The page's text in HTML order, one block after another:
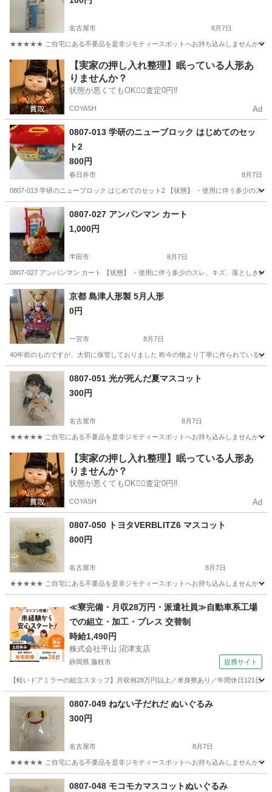
名古屋市 8月7日
★★★★★ ご自宅にある不要品を是非ジモティースポットへお持ち込みしませんか？
愛知 名古屋市 おもちゃ 玩具
【実家の押し入れ整理】眠っている人形あ
りませんか？
状態が悪くてもOK🙆‍♀️査定0円‼️
COYASH Ad
0807-013 学研のニューブロック はじめてのセッ
ト2
800円
春日井市 8月7日
0807-013 学研のニューブロック はじめてのセット2 【状態】 ・使用に伴う多少のス
愛知 春日井市 ニューブロック
0807-027 アンパンマン カート
1,000円
半田市 8月7日
0807-027 アンパンマン カート 【状態】 ・使用に伴う多少のスレ、キズ、落としき
愛知 半田市 おもちゃ 現地 京都 島津人形製 5月人形
0円
一宮市 8月7日
40年前のものですが、大切に保管しておりました 昨今の物より丁寧に作られている
愛知 一宮市 武者
0807-051 光が死んだ夏マスコット
300円
名古屋市 8月7日
★★★★★ ご自宅にある不要品を是非ジモティースポットへお持ち込みしませんか？
愛知 名古屋市 おもちゃ マスコット
【実家の押し入れ整理】眠っている人形あ
りませんか？
状態が悪くてもOK🙆‍♀️査定0円‼️
COYASH Ad
0807-050 トヨタVERBLITZ6 マスコット
800円
名古屋市 8月7日
★★★★★ ご自宅にある不要品を是非ジモティースポットへお持ち込みしませんか？
おもちゃ マスコット
≪寮完備・月収28万円・派遣社員≫自動車系工場
での組立・加工・プレス 交替制
時給1,490円
株式会社平山 沼津支店
静岡県 藤枝市 提携サイト
【軽いドアミラーの組立スタッフ】月収例28万円以上／単身寮あり／年間休日121
静岡 藤枝市
0807-049 ねない子だれだ ぬいぐるみ
300円
名古屋市 8月7日
★★★★★ ご自宅にある不要品を是非ジモティースポットへお持ち込みしませんか？
愛知 名古屋市 現地
0807-048 モコモカマスコットぬいぐるみ